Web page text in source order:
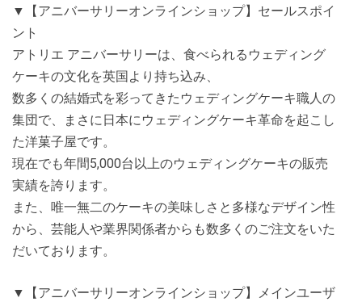
▼【アニバーサリーオンラインショップ】セールスポイ
ント
アトリエ アニバーサリーは、食べられるウェディング
ケーキの文化を英国より持ち込み、
数多くの結婚式を彩ってきたウェディングケーキ職人の
集団で、まさに日本にウェディングケーキ革命を起こし
た洋菓子屋です。
現在でも年間5,000台以上のウェディングケーキの販売
実績を誇ります。
また、唯一無二のケーキの美味しさと多様なデザイン性
から、芸能人や業界関係者からも数多くのご注文をいた
だいております。
▼【アニバーサリーオンラインショップ】メインユーザ